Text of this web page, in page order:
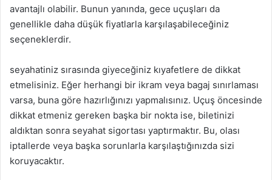
avantajlı olabilir. Bunun yanında, gece uçuşları da
genellikle daha düşük fiyatlarla karşılaşabileceğiniz
seçeneklerdir.
seyahatiniz sırasında giyeceğiniz kıyafetlere de dikkat
etmelisiniz. Eğer herhangi bir ikram veya bagaj sınırlaması
varsa, buna göre hazırlığınızı yapmalısınız. Uçuş öncesinde
dikkat etmeniz gereken başka bir nokta ise, biletinizi
aldıktan sonra seyahat sigortası yaptırmaktır. Bu, olası
iptallerde veya başka sorunlarla karşılaştığınızda sizi
koruyacaktır.